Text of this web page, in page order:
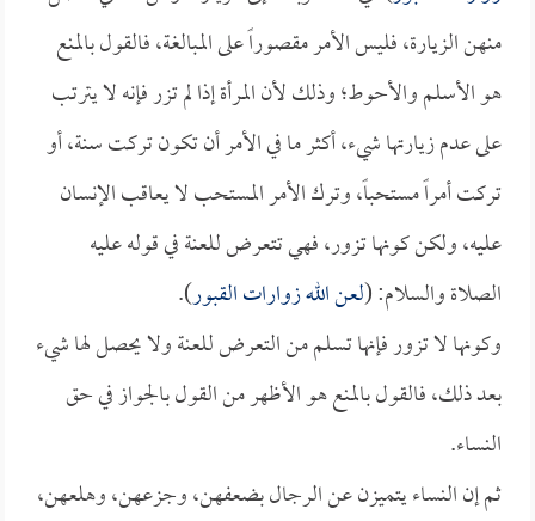
منهن الزيارة، فليس الأمر مقصوراً على المبالغة، فالقول بالمنع
هو الأسلم والأحوط؛ وذلك لأن المرأة إذا لم تزر فإنه لا يترتب
على عدم زيارتها شيء، أكثر ما في الأمر أن تكون تركت سنة، أو
تركت أمراً مستحباً، وترك الأمر المستحب لا يعاقب الإنسان
عليه، ولكن كونها تزور، فهي تتعرض للعنة في قوله عليه
الصلاة والسلام: (لعن الله زوارات القبور).
وكونها لا تزور فإنها تسلم من التعرض للعنة ولا يحصل لها شيء
بعد ذلك، فالقول بالمنع هو الأظهر من القول بالجواز في حق
النساء.
ثم إن النساء يتميزن عن الرجال بضعفهن، وجزعهن، وهلعهن،